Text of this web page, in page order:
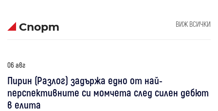
Спорт ВИЖ ВСИЧКИ
06 авг
Пирин (Разлог) задържа едно от най-
перспективните си момчета след силен дебют
в елита